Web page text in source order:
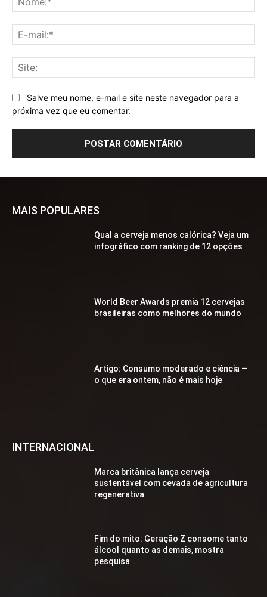
Salve meu nome, e-mail e site neste navegador para a
próxima vez que eu comentar.
MAIS POPULARES
Qual a cerveja menos calórica? Veja um
infográfico com ranking de 12 opções
World Beer Awards premia 12 cervejas
brasileiras como melhores do mundo
Artigo: Consumo moderado e ciência —
o que era ontem, não é mais hoje
INTERNACIONAL
Marca britânica lança cerveja
sustentável com cevada de agricultura
regenerativa
Fim do mito: Geração Z consome tanto
álcool quanto as demais, mostra
pesquisa